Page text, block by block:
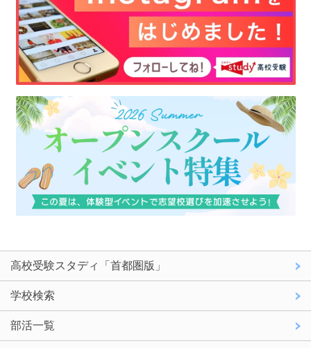
高校受験スタディ「首都圏版」
学校検索
部活一覧